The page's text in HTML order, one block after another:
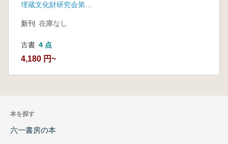
埋蔵文化財研究会第20回研究集会世話人
新刊 在庫なし
古書 4 点
4,180 円~
本を探す
六一書房の本